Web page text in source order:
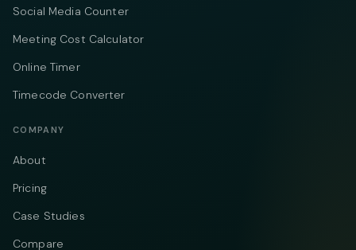
Social Media Counter
Meeting Cost Calculator
Online Timer
Timecode Converter
COMPANY
About
Pricing
Case Studies
Compare